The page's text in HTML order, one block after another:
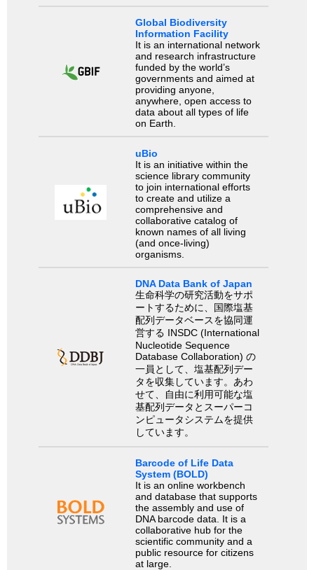
Global Biodiversity
Information Facility
It is an international network
and research infrastructure
funded by the world’s
governments and aimed at
providing anyone,
anywhere, open access to
data about all types of life
on Earth.
uBio
It is an initiative within the
science library community
to join international efforts
to create and utilize a
comprehensive and
collaborative catalog of
known names of all living
(and once-living)
organisms.
DNA Data Bank of Japan
生命科学の研究活動をサポ
ートするために、国際塩基
配列データベースを協同運
営する INSDC (International
Nucleotide Sequence
Database Collaboration) の
一員として、塩基配列デー
タを収集しています。あわ
せて、自由に利用可能な塩
基配列データとスーパーコ
ンピュータシステムを提供
しています。
Barcode of Life Data
System (BOLD)
It is an online workbench
and database that supports
the assembly and use of
DNA barcode data. It is a
collaborative hub for the
scientific community and a
public resource for citizens
at large.